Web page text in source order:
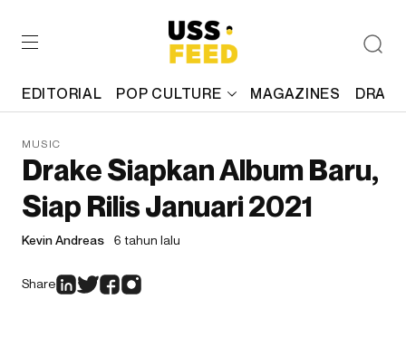
EDITORIAL POP CULTURE MAGAZINES
MUSIC
Drake Siapkan Album Baru,
Siap Rilis Januari 2021
Kevin Andreas 6 tahun lalu
Share